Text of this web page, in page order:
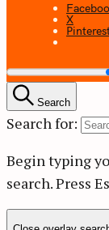
X
Search
Search for:
Begin typing
search.Press